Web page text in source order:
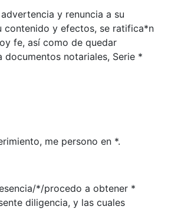
y renuncia a su
contenido y efectos, se ratifica*n
fe, así como de quedar
notariales, Serie *
me persono en *.
*/procedo a obtener *
diligencia, y las cuales